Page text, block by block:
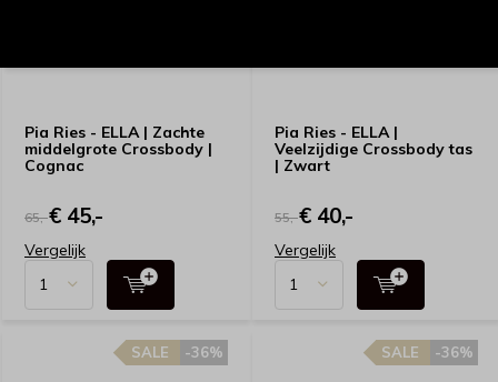
Pia Ries - ELLA | Zachte
middelgrote Crossbody |
Cognac
65,-€ 45,-
Vergelijk
Pia Ries - ELLA |
Veelzijdige Crossbody tas
| Zwart
55,-€ 40,-
Vergelijk
-36%
SALE -36%
SALE